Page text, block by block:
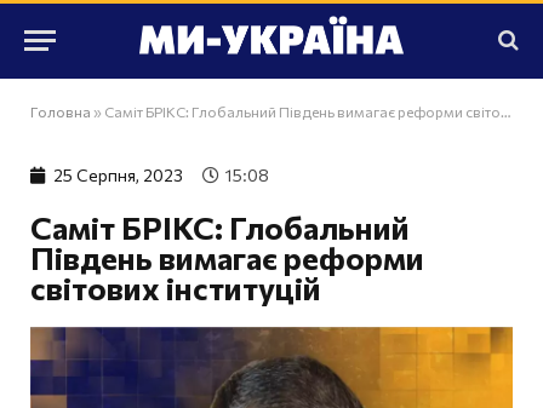
Головна » Саміт БРІКС: Глобальний Південь вимагає реформи світових інституцій
25 Серпня, 2023 15:08
Саміт БРІКС: Глобальний
Південь вимагає реформи
світових інституцій